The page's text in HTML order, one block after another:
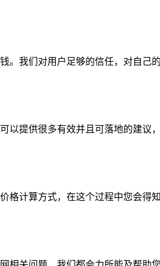
我们对用户足够的信任，对自己
以提供很多有效并且可落地的建议
格计算方式，在这个过程中您会得